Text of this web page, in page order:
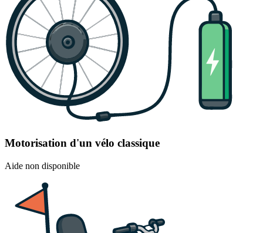
Motorisation d'un vélo classique
Aide non disponible